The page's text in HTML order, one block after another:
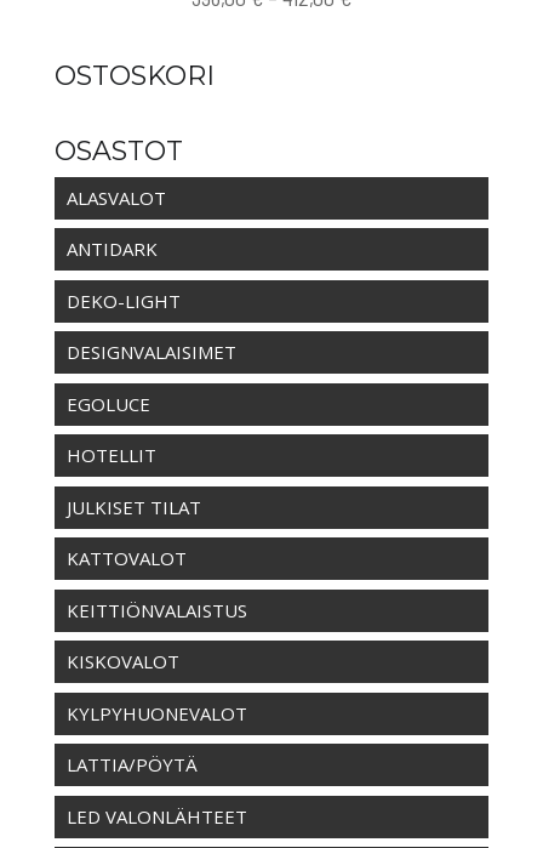
OSTOSKORI
OSASTOT
ALASVALOT
ANTIDARK
DEKO-LIGHT
DESIGNVALAISIMET
EGOLUCE
HOTELLIT
JULKISET TILAT
KATTOVALOT
KEITTIÖNVALAISTUS
KISKOVALOT
KYLPYHUONEVALOT
LATTIA/PÖYTÄ
LED VALONLÄHTEET